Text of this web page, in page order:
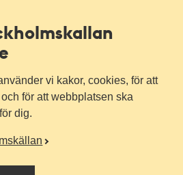
vi kakor, cookies, för att
för att webbplatsen ska
dig.